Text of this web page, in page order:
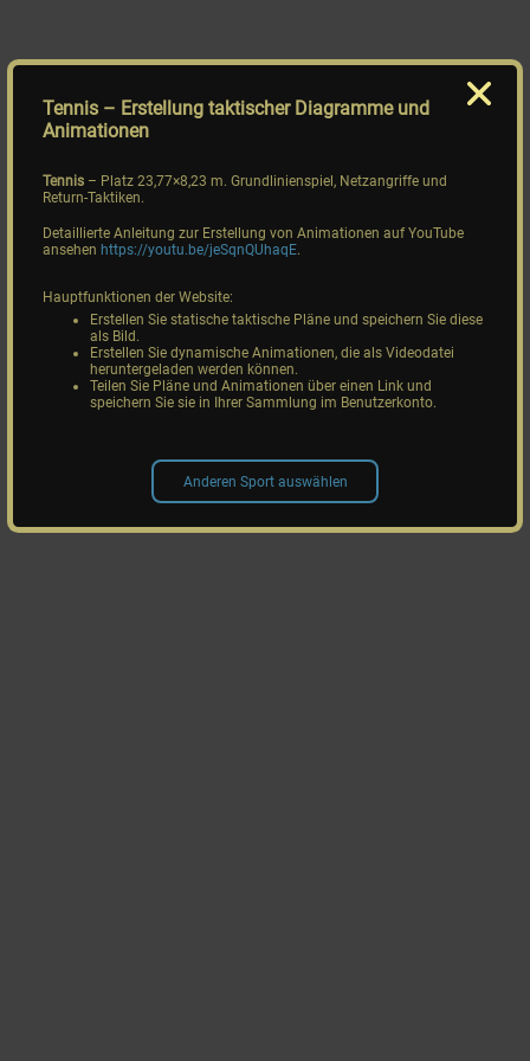
Tennis – Erstellung taktischer Diagramme und
Animationen
Tennis – Platz 23,77×8,23 m. Grundlinienspiel, Netzangriffe und
Return-Taktiken.
Detaillierte Anleitung zur Erstellung von Animationen auf YouTube
ansehen https://youtu.be/jeSqnQUhaqE.
Hauptfunktionen der Website:
Erstellen Sie statische taktische Pläne und speichern Sie diese
als Bild.
Erstellen Sie dynamische Animationen, die als Videodatei
heruntergeladen werden können.
Teilen Sie Pläne und Animationen über einen Link und
speichern Sie sie in Ihrer Sammlung im Benutzerkonto.
Anderen Sport auswählen